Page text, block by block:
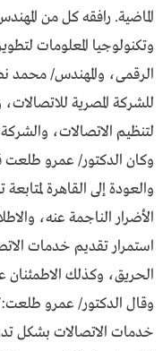
الماضية. رافقه كل من
وتكنولوجيا المعلومات
الرقمى، والمهندس/ محمد
للشركة المصرية
لتنظيم الاتصالات، والشركة
وكان الدكتور/ عمرو طلعت
والعودة إلى القاهرة
الأضرار الناجمة عنه،
استمرار تقديم خدمات
الحريق، وكذلك الاطمئنان
خدمات الاتصالات بشكل